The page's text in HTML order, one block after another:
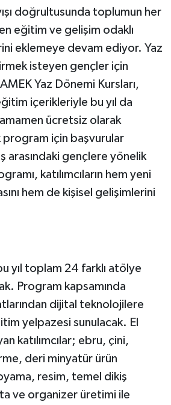
doğrultusunda toplumun her
eğitim ve gelişim odaklı
eklemeye devam ediyor. Yaz
isteyen gençler için
Yaz Dönemi Kursları,
içerikleriyle bu yıl da
ücretsiz olarak
için başvurular
arasındaki gençlere yönelik
katılımcıların hem yeni
hem de kişisel gelişimlerini
yıl toplam 24 farklı atölye
Program kapsamında
dijital teknolojilere
yelpazesi sunulacak. El
katılımcılar; ebru, çini,
deri minyatür ürün
resim, temel dikiş
ve organizer üretimi ile